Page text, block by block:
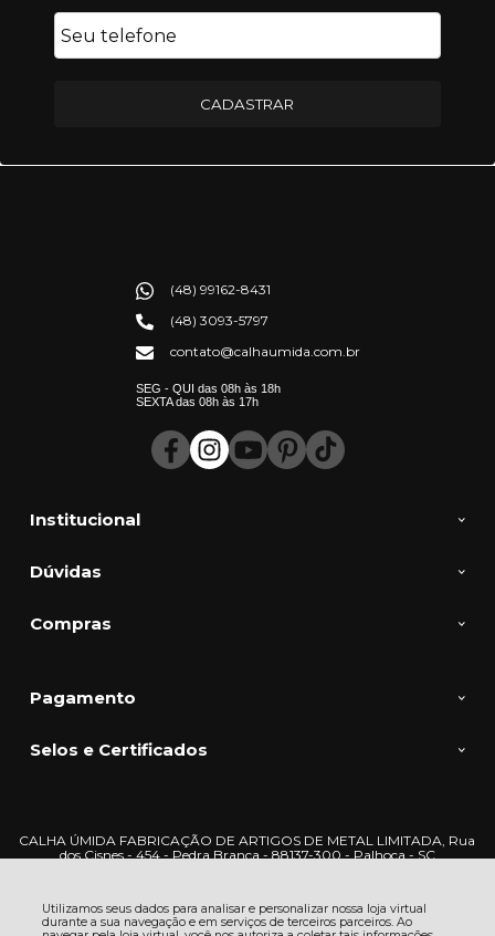
Utilizamos seus dados para analisar e personalizar nossa loja virtual
durante a sua navegação e em serviços de terceiros parceiros. Ao
CADASTRAR
Institucional
Dúvidas
Compras
(48) 99162-8431
(48) 3093-5797
contato@calhaumida.com.br
SEG - QUI das 08h às 18h
SEXTA das 08h às 17h
Pagamento
Selos e Certificados
CALHA ÚMIDA FABRICAÇÃO DE ARTIGOS DE METAL LIMITADA, Rua
dos Cisnes - 454 - Pedra Branca - 88137-300 - Palhoça - SC